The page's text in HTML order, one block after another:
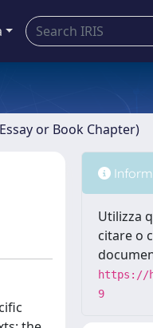
or Book Chapter)
Utilizza
citare o
https://
9